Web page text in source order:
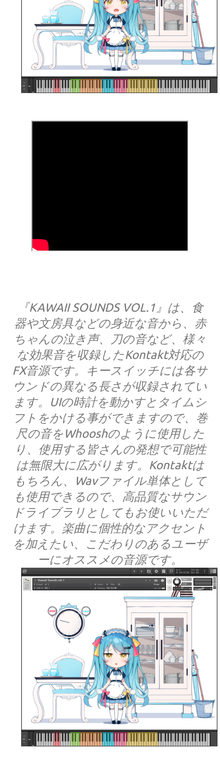
『KAWAII SOUNDS VOL.1』は、食
器や文房具などの身近な音から、赤
ちゃんの泣き声、刀の音など、様々
な効果音を収録したKontakt対応の
FX音源です。キースイッチには各サ
ウンドの異なる長さが収録されてい
ます。UIの時計を動かすとタイムシ
フトをかける事ができますので、巻
尺の音をWhooshのように使用した
り、使用する皆さんの発想で可能性
は無限大に広がります。Kontaktは
もちろん、Wavファイル単体として
も使用できるので、高品質なサウン
ドライブラリとしてもお使いいただ
けます。楽曲に個性的なアクセント
を加えたい、こだわりのあるユーザ
ーにオススメの音源です。